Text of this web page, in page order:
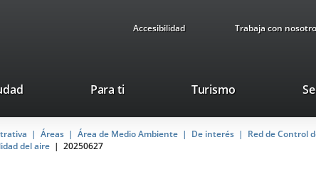
Accesibilidad Trabaja con
Para ti TurismoEste
se
abrirá
Áreas Área de Medio Ambiente De interés
Red de Control
del aire 20250627